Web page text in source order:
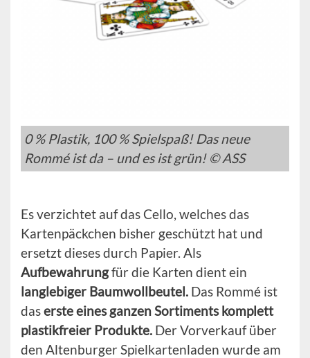
0 % Plastik, 100 % Spielspaß! Das neue
Rommé ist da – und es ist grün! © ASS
Es verzichtet auf das Cello, welches das
Kartenpäckchen bisher geschützt hat und
ersetzt dieses durch Papier. Als
Aufbewahrungfür die Karten dient ein
langlebiger Baumwollbeutel. Das Rommé ist
daserste eines ganzen Sortiments komplett
plastikfreier Produkte. Der Vorverkauf über
den Altenburger Spielkartenladen wurde am